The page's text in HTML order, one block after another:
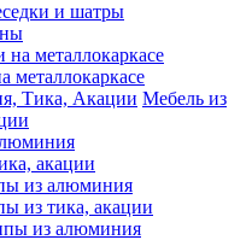
и шатры
Мебель из
акации
из алюминия
из тика, акации
из алюминия